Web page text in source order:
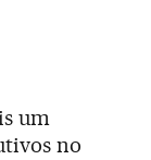
um
no